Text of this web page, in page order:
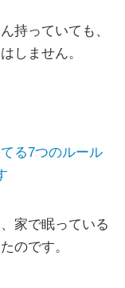
持っていても、
しません。
る7つのルール
家で眠っている
のです。